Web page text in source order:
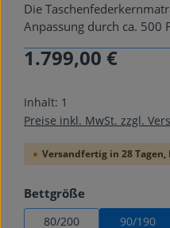
Die
Anpassung durch ca. 500
Regulärer Preis:
1.799,00 €
Inhalt: 1
Preise inkl. MwSt. zzgl.
Versandfertig in 28 Tagen,
Bettgröße
80/200 90/190